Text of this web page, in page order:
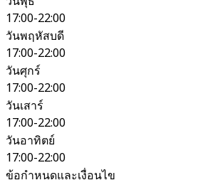
17:00-22:00
วันพฤหัสบดี
17:00-22:00
วันศุกร์
17:00-22:00
วันเสาร์
17:00-22:00
วันอาทิตย์
17:00-22:00
ข้อกำหนดและเงื่อนไข